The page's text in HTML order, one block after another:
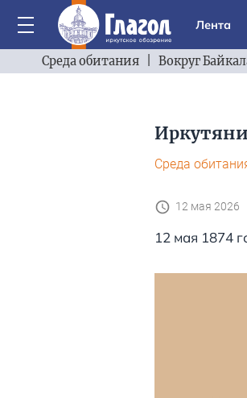
Лента
Среда обитания Вокруг
Среда
12 мая 2026
12 мая 1874